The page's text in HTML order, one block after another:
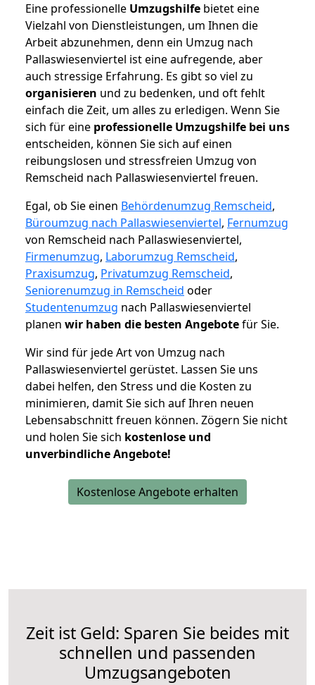
Eine professionelle Umzugshilfe bietet eine
Vielzahl von Dienstleistungen, um Ihnen die
Arbeit abzunehmen, denn ein Umzug nach
Pallaswiesenviertel ist eine aufregende, aber
auch stressige Erfahrung. Es gibt so viel zu
organisieren und zu bedenken, und oft fehlt
einfach die Zeit, um alles zu erledigen. Wenn Sie
sich für eine professionelle Umzugshilfe bei uns
entscheiden, können Sie sich auf einen
reibungslosen und stressfreien Umzug von
Remscheid nach Pallaswiesenviertel freuen.
Egal, ob Sie einen Behördenumzug Remscheid,
Büroumzug nach Pallaswiesenviertel, Fernumzug
von Remscheid nach Pallaswiesenviertel,
Firmenumzug, Laborumzug Remscheid,
Praxisumzug, Privatumzug Remscheid,
Seniorenumzug in Remscheid oder
Studentenumzug nach Pallaswiesenviertel
planen wir haben die besten Angebotefür Sie.
Wir sind für jede Art von Umzug nach
Pallaswiesenviertel gerüstet. Lassen Sie uns
dabei helfen, den Stress und die Kosten zu
minimieren, damit Sie sich auf Ihren neuen
Lebensabschnitt freuen können. Zögern Sie nicht
und holen Sie sich kostenlose und
unverbindliche Angebote!
Kostenlose Angebote erhalten
Zeit ist Geld: Sparen Sie beides mit
schnellen und passenden
Umzugsangeboten